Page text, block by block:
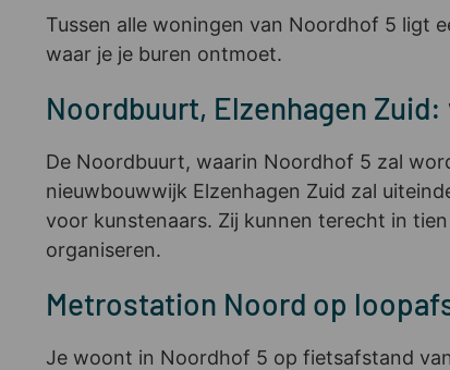
Tussen alle woningen van Noordhof 5 ligt
waar je je buren ontmoet.
Noordbuurt, Elzenhagen
De Noordbuurt, waarin Noordhof 5 zal
nieuwbouwwijk Elzenhagen Zuid zal
voor kunstenaars. Zij kunnen terecht in
organiseren.
Metrostation Noord op
Je woont in Noordhof 5 op fietsafstand